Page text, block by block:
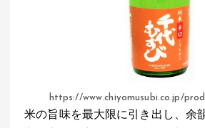
https://www.chiyomusubi.co.jp/
米の旨味を最大限に引き出し、余